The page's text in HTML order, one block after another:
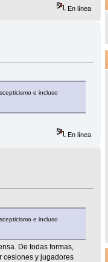
En línea
e incluso
En línea
e incluso
De todas formas,
cesiones y jugadores